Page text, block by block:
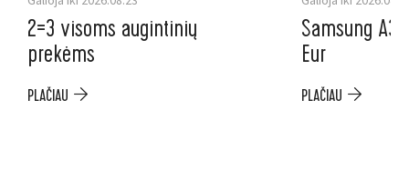
2=3 visoms augintinių
prekėms
PLAČIAU
Samsung
Eur
PLAČIAU